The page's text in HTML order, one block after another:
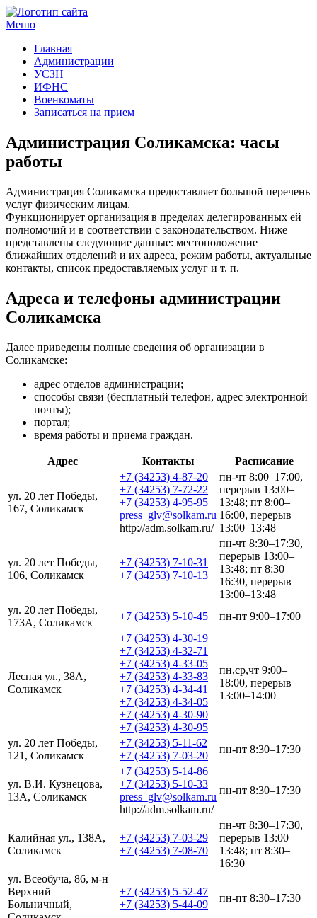
Меню
Главная
Администрации
УСЗН
ИФНС
Военкоматы
Записаться на прием
Администрация Соликамска: часы
работы
Администрация Соликамска предоставляет большой перечень
услуг физическим лицам.
Функционирует организация в пределах делегированных ей
полномочий и в соответствии с законодательством. Ниже
представлены следующие данные: местоположение
ближайших отделений и их адреса, режим работы, актуальные
контакты, список предоставляемых услуг и т. п.
Адреса и телефоны администрации
Соликамска
Далее приведены полные сведения об организации в
Соликамске:
адрес отделов администрации;
способы связи (бесплатный телефон, адрес электронной
почты);
портал;
время работы и приема граждан.
Адрес Контакты Расписание
ул. 20 лет Победы,
167, Соликамск
+7 (34253) 4-87-20
+7 (34253) 7-72-22
+7 (34253) 4-95-95
press_glv@solkam.ru
http://adm.solkam.ru/
пн-чт 8:00–17:00,
перерыв 13:00–
13:48; пт 8:00–
16:00, перерыв
13:00–13:48
ул. 20 лет Победы,
106, Соликамск
+7 (34253) 7-10-31
+7 (34253) 7-10-13
пн-чт 8:30–17:30,
перерыв 13:00–
13:48; пт 8:30–
16:30, перерыв
13:00–13:48
ул. 20 лет Победы,
173А, Соликамск
+7 (34253) 5-10-45 пн-пт 9:00–17:00
Лесная ул., 38А,
Соликамск
+7 (34253) 4-30-19
+7 (34253) 4-32-71
+7 (34253) 4-33-05
+7 (34253) 4-33-83
+7 (34253) 4-34-41
+7 (34253) 4-34-05
+7 (34253) 4-30-90
+7 (34253) 4-30-95
пн,ср,чт 9:00–
18:00, перерыв
13:00–14:00
ул. 20 лет Победы,
121, Соликамск
+7 (34253) 5-11-62
+7 (34253) 7-03-20
пн-пт 8:30–17:30
ул. В.И. Кузнецова,
13А, Соликамск
+7 (34253) 5-14-86
+7 (34253) 5-10-33
press_glv@solkam.ru
http://adm.solkam.ru/
пн-пт 8:30–17:30
Калийная ул., 138А,
Соликамск
+7 (34253) 7-03-29
+7 (34253) 7-08-70
пн-чт 8:30–17:30,
перерыв 13:00–
13:48; пт 8:30–
16:30
ул. Всеобуча, 86, м-н
Верхний
Больничный,
+7 (34253) 5-52-47
+7 (34253) 5-44-09
пн-пт 8:30–17:30